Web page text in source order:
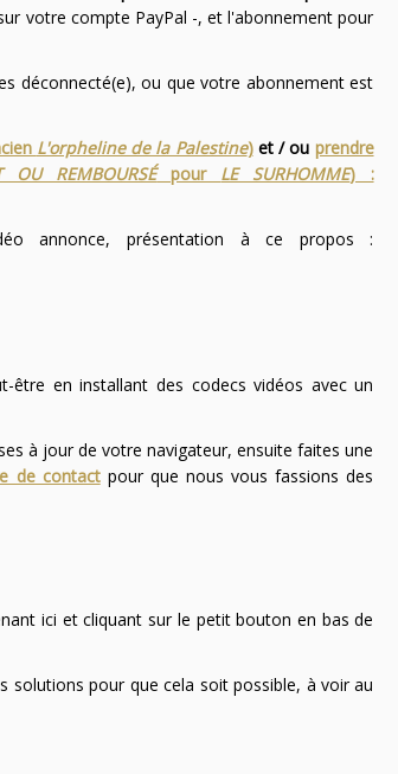
votre compte PayPal -, et l'abonnement pour
déconnecté(e), ou que votre abonnement est
L'orpheline de la Palestine)et / ou prendre
OU REMBOURSÉpour LE SURHOMME) :
annonce, présentation à ce propos :
en installant des codecs vidéos avec un
à jour de votre navigateur, ensuite faites une
de contactpour que nous vous fassions des
ici et cliquant sur le petit bouton en bas de
solutions pour que cela soit possible, à voir au